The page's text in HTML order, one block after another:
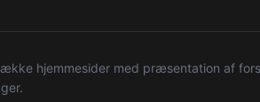
hjemmesider med præsentation af